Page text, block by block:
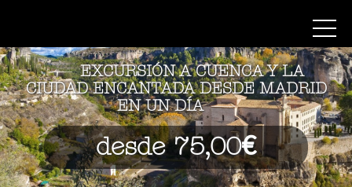
EXCURSIÓN A CUENCA Y LA
CIUDAD ENCANTADA DESDE MADRID
EN UN DÍA
desde 75,00€